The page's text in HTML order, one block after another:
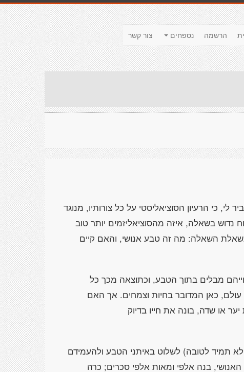
צור קשר נספחים הרשמה
כי הרעיון הסוציאליסטי על כל צורותיו, מנוגד
נדוש בשאלה, איזה מהסוציאליזמים יותר טוב
השאלה: מה זה טבע אנושי, והאם קיים
מבלים בתוך הטבע, וכתוצאה מכך כל
כאן המדובר בחיות וצמחים. אך האם
או שדה, בונה את חייו בדיוק
תמיד לטובה) לשלוט באיתני הטבע ולהעמידם
בנה אלפי ומאות אלפי סכרים; כרה